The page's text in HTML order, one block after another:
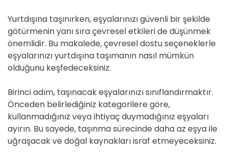
Yurtdışına taşınırken, eşyalarınızı güvenli bir şekilde
götürmenin yanı sıra çevresel etkileri de düşünmek
önemlidir. Bu makalede, çevresel dostu seçeneklerle
eşyalarınızı yurtdışına taşımanın nasıl mümkün
olduğunu keşfedeceksiniz.
Birinci adım, taşınacak eşyalarınızı sınıflandırmaktır.
Önceden belirlediğiniz kategorilere göre,
kullanmadığınız veya ihtiyaç duymadığınız eşyaları
ayırın. Bu sayede, taşınma sürecinde daha az eşya ile
uğraşacak ve doğal kaynakları israf etmeyeceksiniz.